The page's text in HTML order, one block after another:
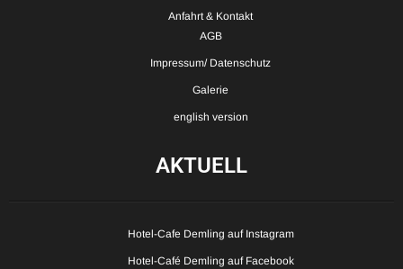
Anfahrt & Kontakt
AGB
Impressum/ Datenschutz
Galerie
english version
AKTUELL
Hotel-Cafe Demling auf Instagram
Hotel-Café Demling auf Facebook